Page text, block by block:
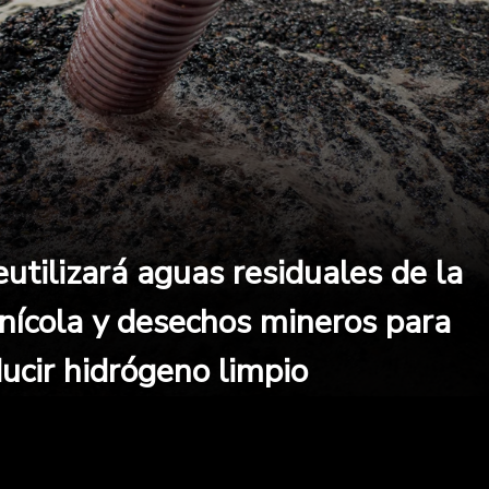
aguas residuales de la
y desechos mineros para
hidrógeno limpio